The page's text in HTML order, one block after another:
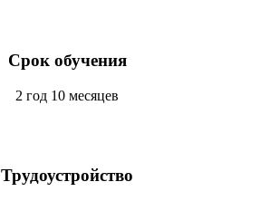
Срок обучения
2 год 10 месяцев
Трудоустройство